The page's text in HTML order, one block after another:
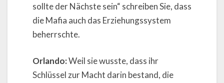
sollte der Nächste sein“ schreiben Sie, dass
die Mafia auch das Erziehungssystem
beherrschte.
Orlando:Weil sie wusste, dass ihr
Schlüssel zur Macht darin bestand, die